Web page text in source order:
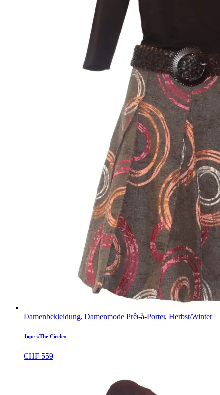
Damenbekleidung, Damenmode Prêt-à-Porter, Herbst/Winter
Jupe «The Circle»
CHF 559